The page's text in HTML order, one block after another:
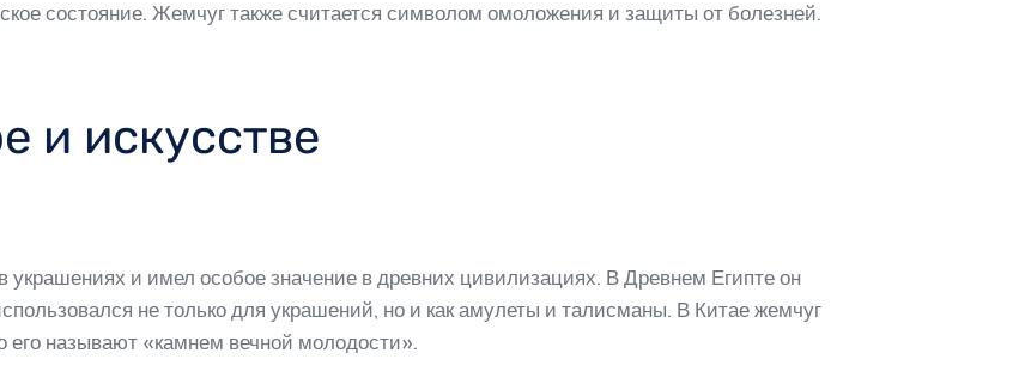
состояние. Жемчуг также считается символом омоложения и защиты от болезней.
и искусстве
и имел особое значение в древних цивилизациях. В Древнем Египте он
не только для украшений, но и как амулеты и талисманы. В Китае жемчуг
его называют «камнем вечной молодости».